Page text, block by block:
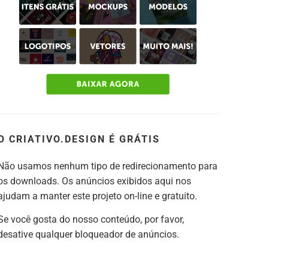
CRIATIVO.DESIGN É GRÁTIS
usamos nenhum tipo de redirecionamento para
downloads. Os anúncios exibidos aqui nos
a manter este projeto on-line e gratuito.
você gosta do nosso conteúdo, por favor,
qualquer bloqueador de anúncios.